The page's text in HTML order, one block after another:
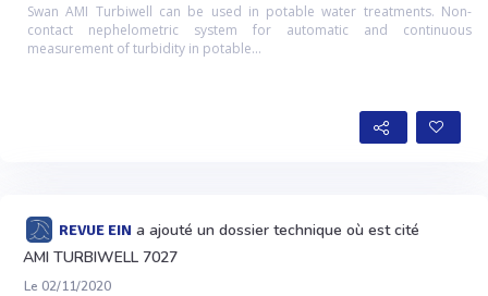
Swan AMI Turbiwell can be used in potable water treatments. Non-
contact nephelometric system for automatic and continuous
measurement of turbidity in potable...
REVUE EIN a ajouté un dossier technique où est cité
AMI TURBIWELL 7027
Le 02/11/2020